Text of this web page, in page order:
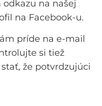
na našej
na Facebook-u.
príde na e-mail
si tiež
že potvrdzujúci